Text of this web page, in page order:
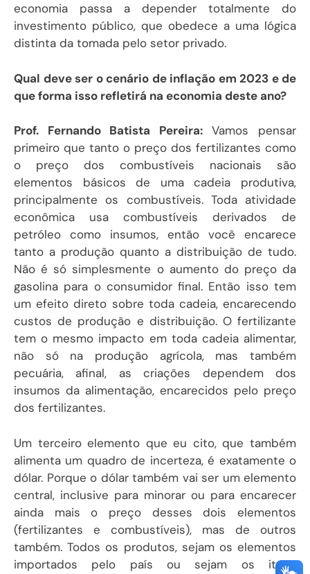
economia passa a depender totalmente do
investimento público, que obedece a uma lógica
distinta da tomada pelo setor privado.
Qual deve ser o cenário de inflação em 2023 e de
que forma isso refletirá na economia deste ano?
Prof. Fernando Batista Pereira:Vamos pensar
primeiro que tanto o preço dos fertilizantes como
o preço dos combustíveis nacionais são
elementos básicos de uma cadeia produtiva,
principalmente os combustíveis. Toda atividade
econômica usa combustíveis derivados de
petróleo como insumos, então você encarece
tanto a produção quanto a distribuição de tudo.
Não é só simplesmente o aumento do preço da
gasolina para o consumidor final. Então isso tem
um efeito direto sobre toda cadeia, encarecendo
custos de produção e distribuição. O fertilizante
tem o mesmo impacto em toda cadeia alimentar,
não só na produção agrícola, mas também
pecuária, afinal, as criações dependem dos
insumos da alimentação, encarecidos pelo preço
dos fertilizantes.
Um terceiro elemento que eu cito, que também
alimenta um quadro de incerteza, é exatamente o
dólar. Porque o dólar também vai ser um elemento
central, inclusive para minorar ou para encarecer
ainda mais o preço desses dois elementos
(fertilizantes e combustíveis), mas de outros
também. Todos os produtos, sejam os elementos
importados pelo país ou sejam os itens